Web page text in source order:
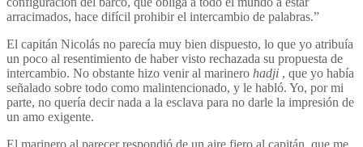
arracimados, hace difícil prohibir el intercambio de palabras.”
El capitán Nicolás no parecía muy bien dispuesto, lo que yo atribuía
un poco al resentimiento de haber visto rechazada su propuesta de
intercambio. No obstante hizo venir al marinero hadji , que yo había
señalado sobre todo como malintencionado, y le habló. Yo, por mi
parte, no quería decir nada a la esclava para no darle la impresión de
un amo exigente.
El marinero al parecer respondió de un aire fiero al capitán, que me